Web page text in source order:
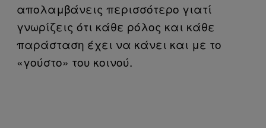
απολαμβάνεις περισσότερο γιατί
γνωρίζεις ότι κάθε ρόλος και κάθε
παράσταση έχει να κάνει και με το
«γούστο» του κοινού.